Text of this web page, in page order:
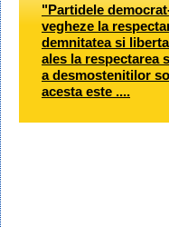
"Partidele
vegheze la
demnitatea si
ales la respectarea
a desmostenitilor
acesta este ....